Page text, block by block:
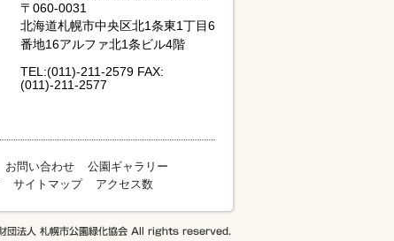
〒060-0031
北海道札幌市中央区北1条東1丁目6
番地16アルファ北1条ビル4階
TEL:(011)-211-2579 FAX:
(011)-211-2577
お問い合わせ
公園ギャラリー
サイトマップ アクセス数